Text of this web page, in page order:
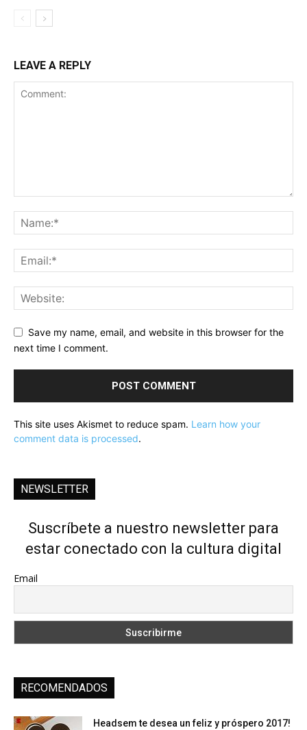
LEAVE A REPLY
Save my name, email, and website in this browser for the
next time I comment.
This site uses Akismet to reduce spam. Learn how your
comment data is processed.
NEWSLETTER
Suscríbete a nuestro newsletter para
estar conectado con la cultura digital
Email
RECOMENDADOS
Headsem te desea un feliz y próspero 2017!